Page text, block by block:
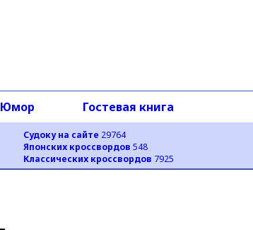
Судоку на сайте 29764
Японских кроссвордов 548
Классических кроссвордов 7925
Юмор Гостевая книга